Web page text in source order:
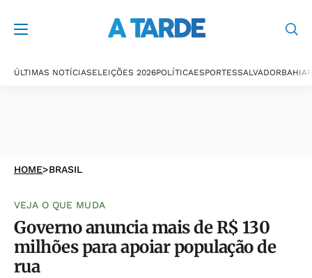
ÚLTIMAS NOTÍCIASELEIÇÕES 2026POLÍTICAESPORTESSALVADORBAHIA
HOME>BRASIL
VEJA O QUE MUDA
Governo anuncia mais de R$ 130
milhões para apoiar população de
rua